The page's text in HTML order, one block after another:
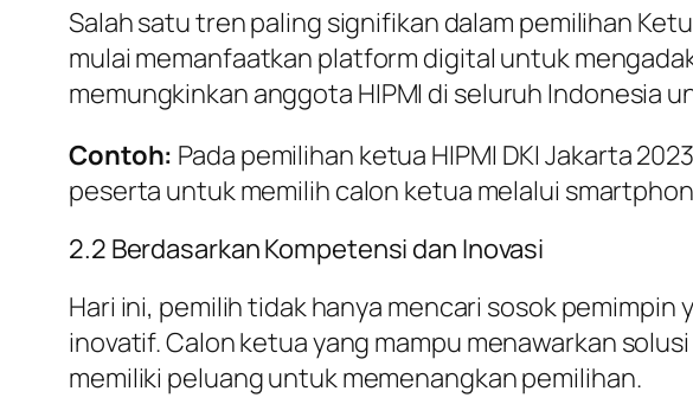
Salah satu tren paling signifikan dalam pemilihan
mulai memanfaatkan platform digital untuk
memungkinkan anggota HIPMI di seluruh Indonesia
Contoh: Pada pemilihan ketua HIPMI DKI Jakarta
peserta untuk memilih calon ketua melalui
2.2 Berdasarkan Kompetensi dan Inovasi
Hari ini, pemilih tidak hanya mencari sosok
inovatif. Calon ketua yang mampu menawarkan
memiliki peluang untuk memenangkan pemilihan.